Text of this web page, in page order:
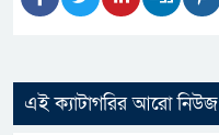
এই ক্যাটাগরির আরো নিউজ